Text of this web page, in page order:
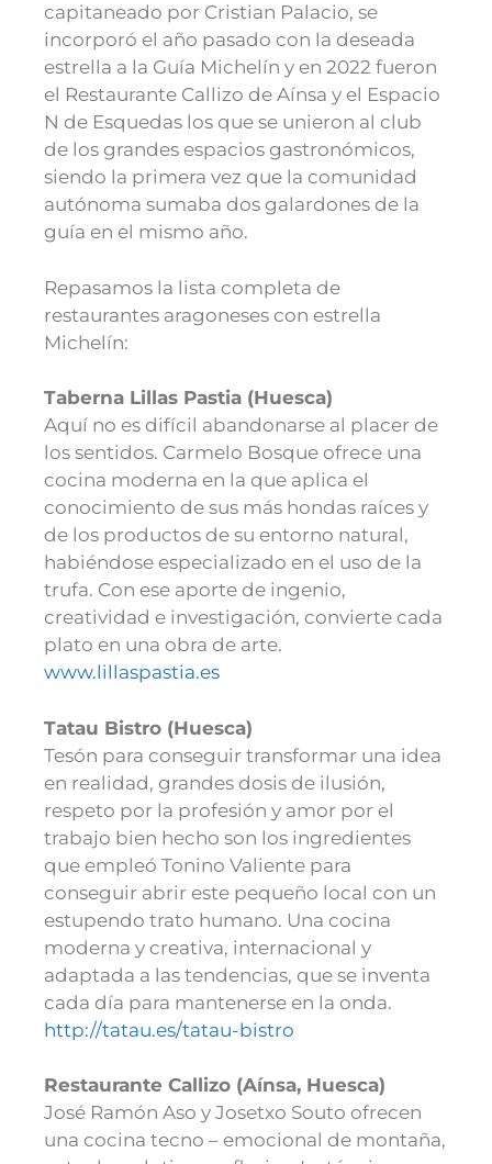
capitaneado por Cristian Palacio, se
incorporó el año pasado con la deseada
estrella a la Guía Michelín y en 2022 fueron
el Restaurante Callizo de Aínsa y el Espacio
N de Esquedas los que se unieron al club
de los grandes espacios gastronómicos,
siendo la primera vez que la comunidad
autónoma sumaba dos galardones de la
guía en el mismo año.
Repasamos la lista completa de
restaurantes aragoneses con estrella
Michelín:
Taberna Lillas Pastia (Huesca)
Aquí no es difícil abandonarse al placer de
los sentidos. Carmelo Bosque ofrece una
cocina moderna en la que aplica el
conocimiento de sus más hondas raíces y
de los productos de su entorno natural,
habiéndose especializado en el uso de la
trufa. Con ese aporte de ingenio,
creatividad e investigación, convierte cada
plato en una obra de arte.
www.lillaspastia.es
Tatau Bistro (Huesca)
Tesón para conseguir transformar una idea
en realidad, grandes dosis de ilusión,
respeto por la profesión y amor por el
trabajo bien hecho son los ingredientes
que empleó Tonino Valiente para
conseguir abrir este pequeño local con un
estupendo trato humano. Una cocina
moderna y creativa, internacional y
adaptada a las tendencias, que se inventa
cada día para mantenerse en la onda.
http://tatau.es/tatau-bistro
Restaurante Callizo (Aínsa, Huesca)
José Ramón Aso y Josetxo Souto ofrecen
una cocina tecno – emocional de montaña,